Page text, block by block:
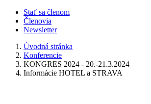
Stať sa členom
Členovia
Newsletter
Úvodná stránka
Konferencie
KONGRES 2024 - 20.-21.3.2024
Informácie HOTEL a STRAVA